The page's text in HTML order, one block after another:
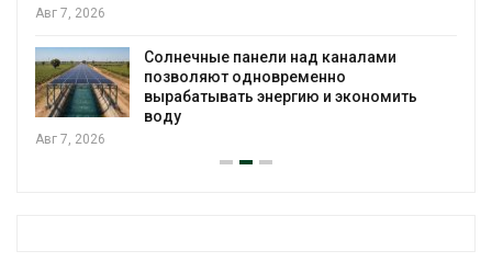
Авг 7, 2026
Солнечные панели над каналами
позволяют одновременно
вырабатывать энергию и экономить
воду
Авг 7, 2026